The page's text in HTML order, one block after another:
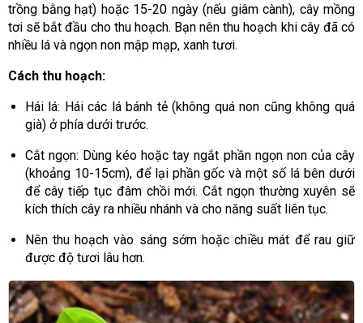
trồng bằng hạt) hoặc 15-20 ngày (nếu giâm cành), cây mồng
tơi sẽ bắt đầu cho thu hoạch. Bạn nên thu hoạch khi cây đã có
nhiều lá và ngọn non mập mạp, xanh tươi.
Cách thu hoạch:
Hái lá: Hái các lá bánh tẻ (không quá non cũng không quá
già) ở phía dưới trước.
Cắt ngọn: Dùng kéo hoặc tay ngắt phần ngọn non của cây
(khoảng 10-15cm), để lại phần gốc và một số lá bên dưới
để cây tiếp tục đâm chồi mới. Cắt ngọn thường xuyên sẽ
kích thích cây ra nhiều nhánh và cho năng suất liên tục.
Nên thu hoạch vào sáng sớm hoặc chiều mát để rau giữ
được độ tươi lâu hơn.